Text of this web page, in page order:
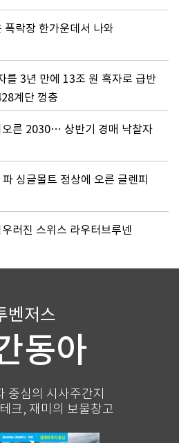
폭락장 한가운데서 나와
를 3년 만에 13조 원 흑자로 급반
계단 껑충
오른 2030… 상반기 경매 낙찰자
싱글몰트 정상에 오른 글렌피
러진 스위스 라우터브루넨
벤저스
동아
중심의 시사주간지
크, 재미의 보물창고